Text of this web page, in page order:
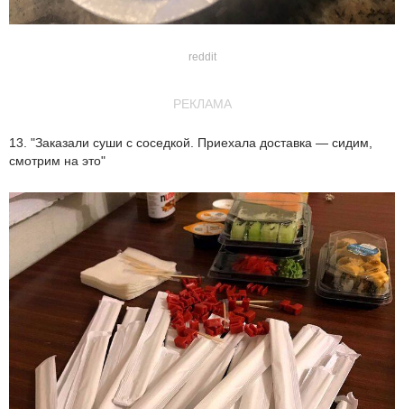
reddit
РЕКЛАМА
13. "Заказали суши с соседкой. Приехала доставка — сидим,
смотрим на это"